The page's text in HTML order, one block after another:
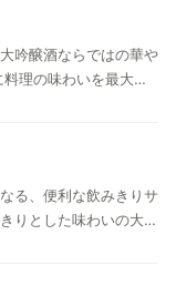
吟醸酒ならではの華や
理の味わいを最大限
る、便利な飲みきりサ
りとした味わいの大吟